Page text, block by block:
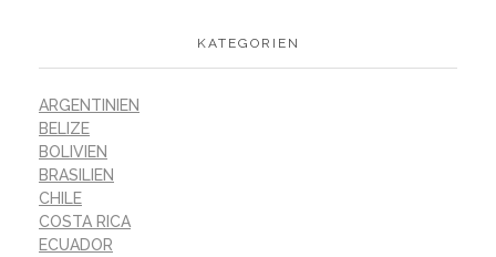
KATEGORIEN
ARGENTINIEN
BELIZE
BOLIVIEN
BRASILIEN
CHILE
COSTA RICA
ECUADOR